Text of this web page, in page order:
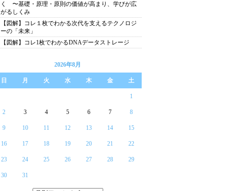
く 〜基礎・原理・原則の価値が高まり、学びが広
がるしくみ
【図解】コレ１枚でわかる次代を支えるテクノロジ
ーの「未来」
【図解】コレ1枚でわかるDNAデータストレージ
2026年8月
日 月 火 水 木 金 土
1
2 3 4 5 6 7 8
9 10 11 12 13 14 15
16 17 18 19 20 21 22
23 24 25 26 27 28 29
30 31